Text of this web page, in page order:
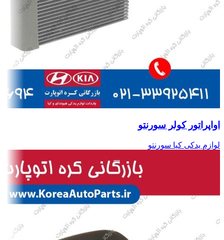
اواپراتور کولر سورنتو
لوازم یدکی کیا سورنتو